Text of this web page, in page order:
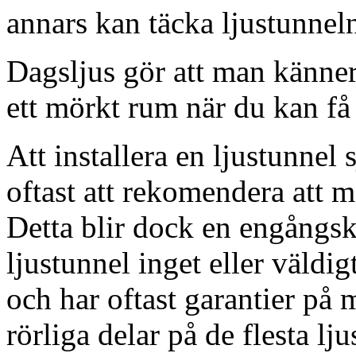
annars kan täcka
Dagsljus gör att man
ett mörkt rum när du kan
Att installera en ljustunnel
oftast att rekomendera att
Detta blir dock en
ljustunnel inget eller
och har oftast garantier på
rörliga delar på de flesta